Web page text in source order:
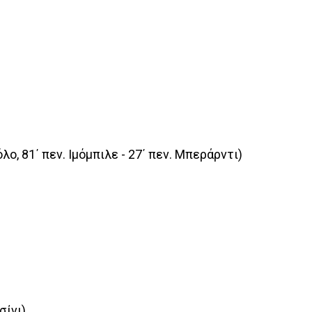
81΄ πεν. Ιμόμπιλε - 27΄ πεν. Μπεράρντι)